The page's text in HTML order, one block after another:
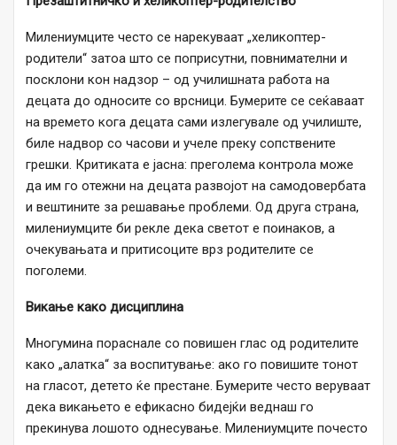
Милениумците често се нарекуваат „хеликоптер-
родители“ затоа што се поприсутни, повнимателни и
посклони кон надзор – од училишната работа на
децата до односите со врсници. Бумерите се сеќаваат
на времето кога децата сами излегувале од училиште,
биле надвор со часови и учеле преку сопствените
грешки. Критиката е јасна: преголема контрола може
да им го отежни на децата развојот на самодовербата
и вештините за решавање проблеми. Од друга страна,
милениумците би рекле дека светот е поинаков, а
очекувањата и притисоците врз родителите се
поголеми.
Викање како дисциплина
Многумина пораснале со повишен глас од родителите
како „алатка“ за воспитување: ако го повишите тонот
на гласот, детето ќе престане. Бумерите често веруваат
дека викањето е ефикасно бидејќи веднаш го
прекинува лошото однесување. Милениумците почесто